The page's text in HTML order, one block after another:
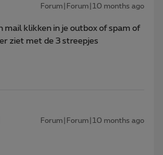
Forum|Forum|10 months ago
mail klikken in je outbox of spam of
ziet met de 3 streepjes
Forum|Forum|10 months ago